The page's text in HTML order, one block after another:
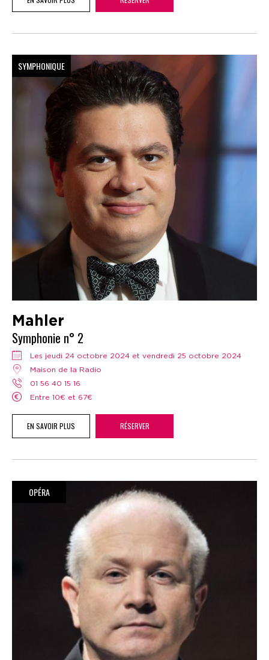
SYMPHONIQUE
Mahler
Symphonie n° 2
Les jeudi 24 octobre 2024 et vendredi 25 octobre 2024
Maison de la Radio
01 56 40 15 16
Entre 10€ et 67€
EN SAVOIR PLUS RÉSERVER
OPÉRA